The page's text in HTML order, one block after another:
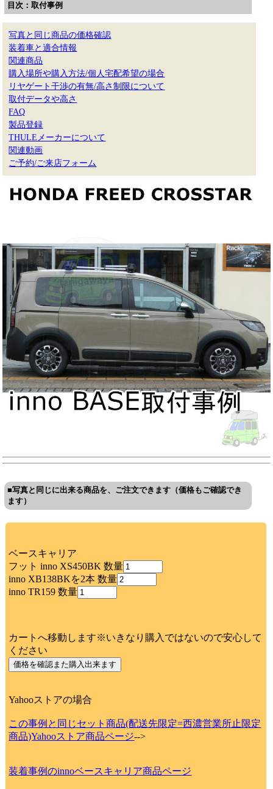
目次：取付事例
写真と同じ商品の価格確認
装着車と適合情報
関連商品
購入場所や購入方法/個人宅配希望の場合
リヤゲート干渉の有無/高さ制限について
取付データや高さ
FAQ
製品登録
THULEメーカーについて
関連動画
ご予約/ご来店フォーム
■写真と同じに出来る商品を、ご注文できます（価格もご確認でき
ます）
ベースキャリア
フット inno XS450BK 数量
inno XB138BKを2本 数量
inno TR159 数量
カートへ移動します※いきなり購入ではないので安心して
ください
Yahooストアの場合
この事例と同じセット商品(配送先限定=西濃営業所止限定
商品)Yahooストア商品ページ-->
装着事例のinnoベースキャリア商品ページ